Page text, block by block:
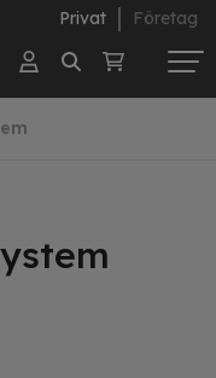
Privat Företag